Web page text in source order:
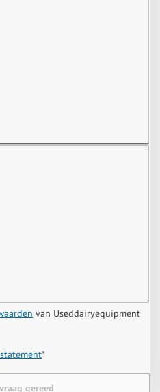
van Useddairyequipment
*
gereed